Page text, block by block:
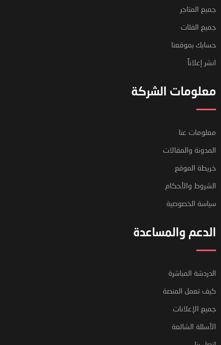
جميع المتاجر
جميع الفئات
حسابك بموقعنا
انشر إعلاناً
معلومات الشركة
معلومات عنا
المدونة والمقالات
خريطة الموقع
الشروط والأحكام
سياسة الخصوصية
الدعم والمساعدة
الدردشة المباشرة
كيف تعمل المنصة
جميع الإعلانات
الأسئلة الشائعة